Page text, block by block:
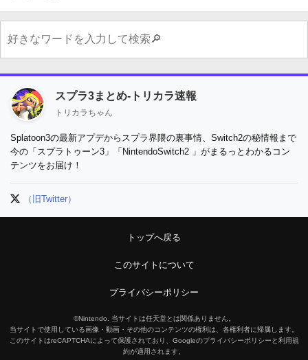
スプラ3まとめ-トリカラ速報
トリカラちゃん
Splatoon3の最新アプデからスプラ界隈の裏事情、Switch2の秘情報まで
今の「スプラトゥーン3」「NintendoSwitch2 」がまるっとわかるコン
テンツをお届け！
（旧Twitter）
トップへ戻る
このサイトについて
プライバシーポリシー
©Nintendo. 当サイトは任天堂とは関係ありません。
当サイトで使用している画像・動画・その他のコンテンツの権利は、各権利者に帰属します。
このサイトはreCAPTCHAによって保護されており、Googleのプライバシーポリシーと利用規
約が適用されます。